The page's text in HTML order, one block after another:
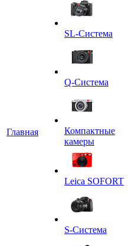
Главная
SL-Система
Q-Cистема
Компактные
камеры
Leica SOFORT
S-Система